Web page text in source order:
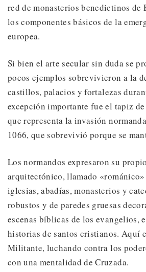
red de monasterios benedictinos de
los componentes básicos de la
europea.
Si bien el arte secular sin duda se
pocos ejemplos sobrevivieron a la
castillos, palacios y fortalezas
excepción importante fue el tapiz
que representa la invasión
1066, que sobrevivió porque se
Los normandos expresaron su
arquitectónico, llamado
iglesias, abadías, monasterios y
robustos y de paredes gruesas
escenas bíblicas de los evangelios,
historias de santos cristianos. Aquí
Militante, luchando contra los
con una mentalidad de Cruzada.